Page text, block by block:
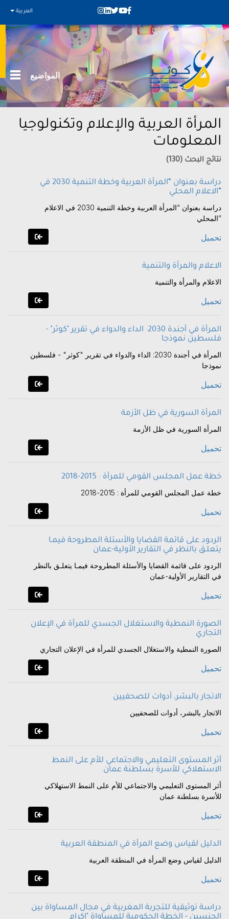
العربية
المواضيع
المرأة العربية والإعلام وتكنولوجيا
المعلومات
نتائج البحث (130)
دراسة بعنوان “المرأة العربية وخطة التنمية 2030 في
الاعلام المحلي”
دراسة بعنوان “المرأة العربية وخطة التنمية 2030 في الاعلام
المحلي”
تحميل
الاعلام والمرأة والتنمية
الاعلام والمرأة والتنمية
تحميل
المرأة في أجندة 2030: الداء والدواء في تقرير "كوثر" -
فلسطين نموذجا
المرأة في أجندة 2030: الداء والدواء في تقرير "كوثر" - فلسطين
نموذجا
تحميل
المرأة السورية في ظل الأزمة
المرأة السورية في ظل الأزمة
تحميل
خطة عمل المجلس القومي للمرأة : 2015-2018
خطة عمل المجلس القومي للمرأة : 2015-2018
تحميل
الردود على قائمة القضايا والأسئلة المطروحة فيمـا
يتعلـق بالنظر في التقارير الأولية-عمان
الردود على قائمة القضايا والأسئلة المطروحة فيمـا يتعلـق بالنظر
في التقارير الأولية-عمان
تحميل
الصورة النمطية والاستغلال الجسدي للمرأة في الإعلان
التجاري
الصورة النمطية والاستغلال الجسدي للمرأة في الإعلان التجاري
تحميل
الاتجار بالبشر، أدوات للصحفيين
الاتجار بالبشر، أدوات للصحفيين
تحميل
أثر المستوى التعليمي والاجتماعي للأم على النمط
الاستهلاكي للأسرة بسلطنة عمان
أثر المستوى التعليمي والاجتماعي للأم على النمط الاستهلاكي
للأسرة بسلطنة عمان
تحميل
الدليل لقياس وضع المرأة في المنطقة العربية
الدليل لقياس وضع المرأة في المنطقة العربية
تحميل
دراسة توثيقية للتجربة المغربية في مجال المساواة بين
الجنسين - الخطة الحكومية للمساواة "إكرام